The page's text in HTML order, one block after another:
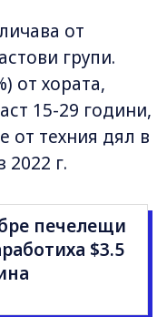
от
групи.
от хората,
15-29 години,
от техния дял в
2022 г.
печелещи
$3.5